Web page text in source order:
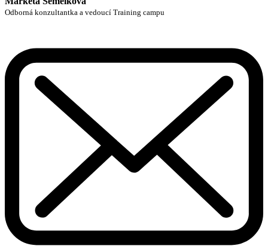
Odborná konzultantka a vedoucí Training campu